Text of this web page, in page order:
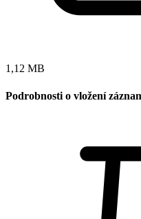
1,12 MB
Podrobnosti o vložení